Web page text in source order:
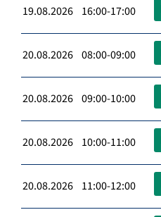
19.08.2026 16:00-17:00
20.08.2026 08:00-09:00
20.08.2026 09:00-10:00
20.08.2026 10:00-11:00
20.08.2026 11:00-12:00